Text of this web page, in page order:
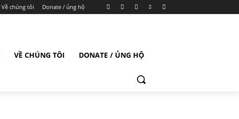
Về chúng tôi Donate / ủng hộ
VỀ CHÚNG TÔI DONATE / ỦNG HỘ